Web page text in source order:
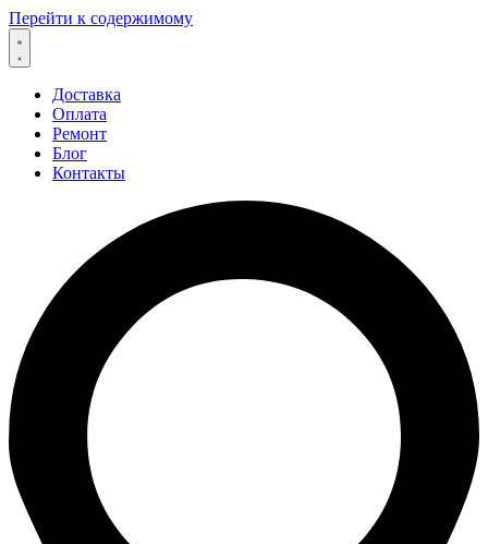
Перейти к содержимому
Доставка
Оплата
Ремонт
Блог
Контакты